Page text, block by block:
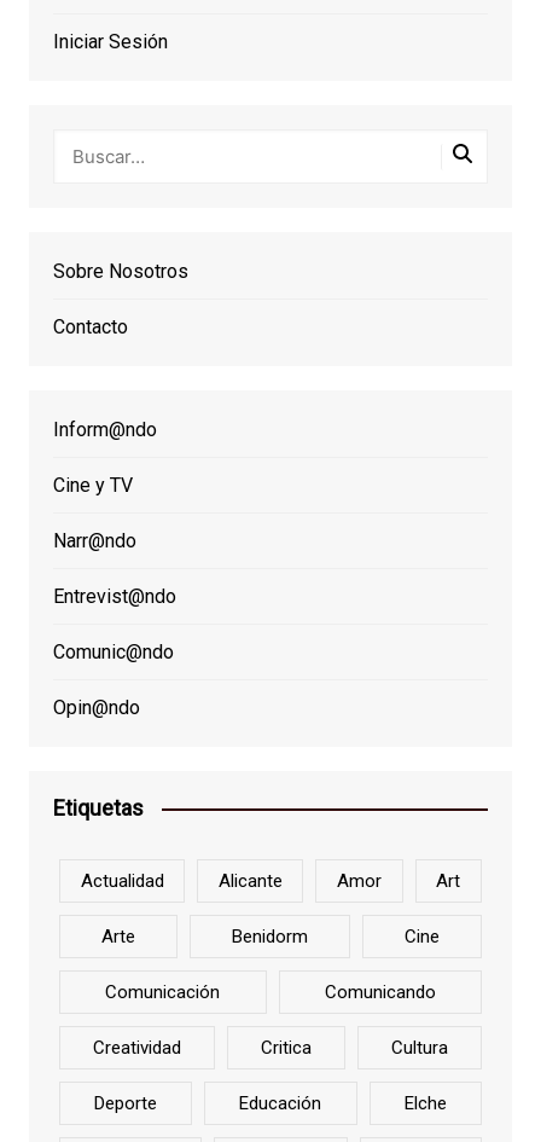
Iniciar Sesión
Sobre Nosotros
Contacto
Inform@ndo
Cine y TV
Narr@ndo
Entrevist@ndo
Comunic@ndo
Opin@ndo
Etiquetas
Actualidad Alicante Amor Art
Arte Benidorm Cine
Comunicación Comunicando
Creatividad Critica Cultura
Deporte Educación Elche